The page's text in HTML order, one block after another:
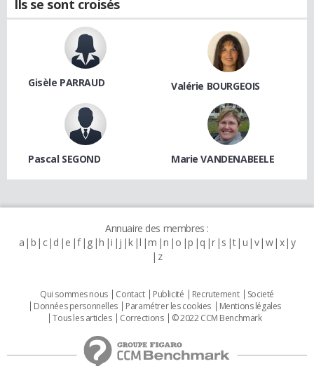
Ils se sont croisés
Gisèle PARRAUD Valérie BOURGEOIS
Pascal SEGOND Marie VANDENABEELE
Annuaire des membres :
a b c d e f g h i j k l m n o p q r s t u v w x y
z
Qui sommes nous Contact Publicité Recrutement
Societé
Données personnelles
Paramétrer les cookies
Mentions légales
Tous les articles
Corrections © 2022 CCM Benchmark